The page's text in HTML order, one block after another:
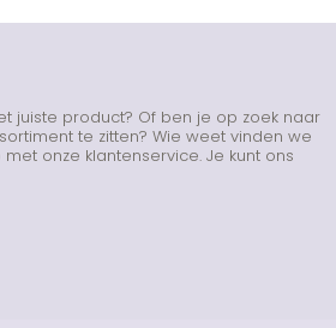
juiste product? Of ben je op zoek naar
te zitten? Wie weet vinden we
onze klantenservice. Je kunt ons